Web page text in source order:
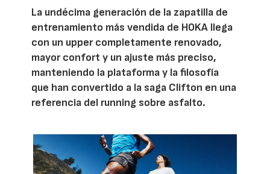
La undécima generación de la zapatilla de
entrenamiento más vendida de HOKA llega
con un upper completamente renovado,
mayor confort y un ajuste más preciso,
manteniendo la plataforma y la filosofía
que han convertido a la saga Clifton en una
referencia del running sobre asfalto.